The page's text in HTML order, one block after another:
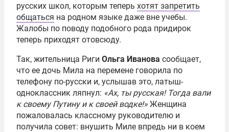
русских школ, которым теперь хотят запретить
общаться на родном языке даже вне учебы.
Жалобы по поводу подобного рода придирок
теперь приходят отовсюду.
Так, жительница Риги Ольга Иванова сообщает,
что ее дочь Мила на перемене говорила по
телефону по-русски и, услышав это, латыш-
одноклассник ляпнул: «Ах, ты русская! Тогда вали
к своему Путину и к своей водке!» Женщина
пожаловалась классному руководителю и
получила совет: внушить Миле впредь ни в коем